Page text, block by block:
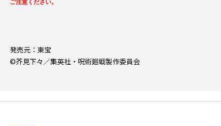
ご注意ください。
発売元：東宝
©芥見下々／集英社・呪術廻戦製作委員会